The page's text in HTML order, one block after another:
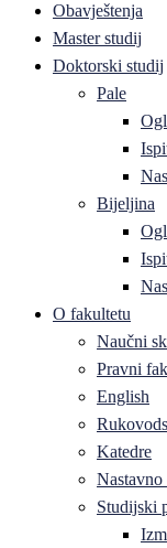
Obavještenja
Master studij
Doktorski studij
Pale
Bijeljina
O fakultetu
Naučni
Pravni
English
Katedre
Nastavno
Studijski